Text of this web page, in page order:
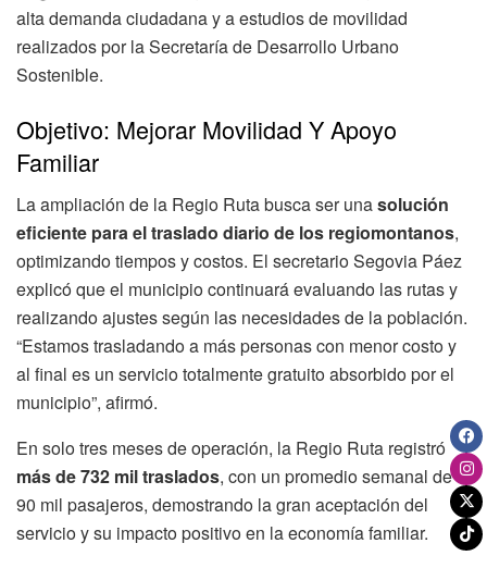
alta demanda ciudadana y a estudios de movilidad
realizados por la Secretaría de Desarrollo Urbano
Sostenible.
Objetivo: Mejorar Movilidad Y Apoyo
Familiar
La ampliación de la Regio Ruta busca ser unasolución
eficiente para el traslado diario de los regiomontanos,
optimizando tiempos y costos. El secretario Segovia Páez
explicó que el municipio continuará evaluando las rutas y
realizando ajustes según las necesidades de la población.
“Estamos trasladando a más personas con menor costo y
al final es un servicio totalmente gratuito absorbido por el
municipio”, afirmó.
En solo tres meses de operación, la Regio Ruta registró
más de 732 mil traslados, con un promedio semanal de
90 mil pasajeros, demostrando la gran aceptación del
servicio y su impacto positivo en la economía familiar.